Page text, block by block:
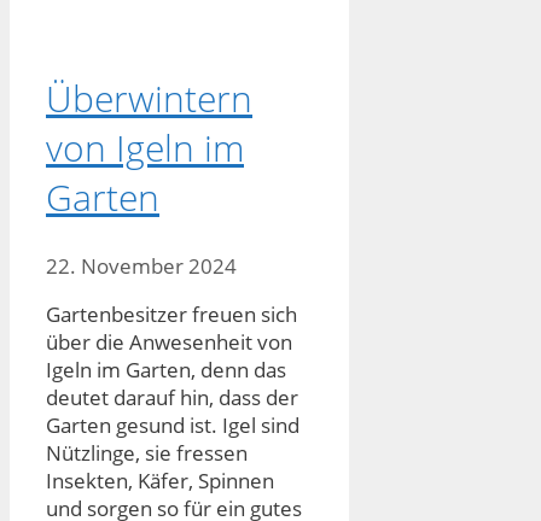
Überwintern
von Igeln im
Garten
22. November 2024
Gartenbesitzer freuen sich
über die Anwesenheit von
Igeln im Garten, denn das
deutet darauf hin, dass der
Garten gesund ist. Igel sind
Nützlinge, sie fressen
Insekten, Käfer, Spinnen
und sorgen so für ein gutes